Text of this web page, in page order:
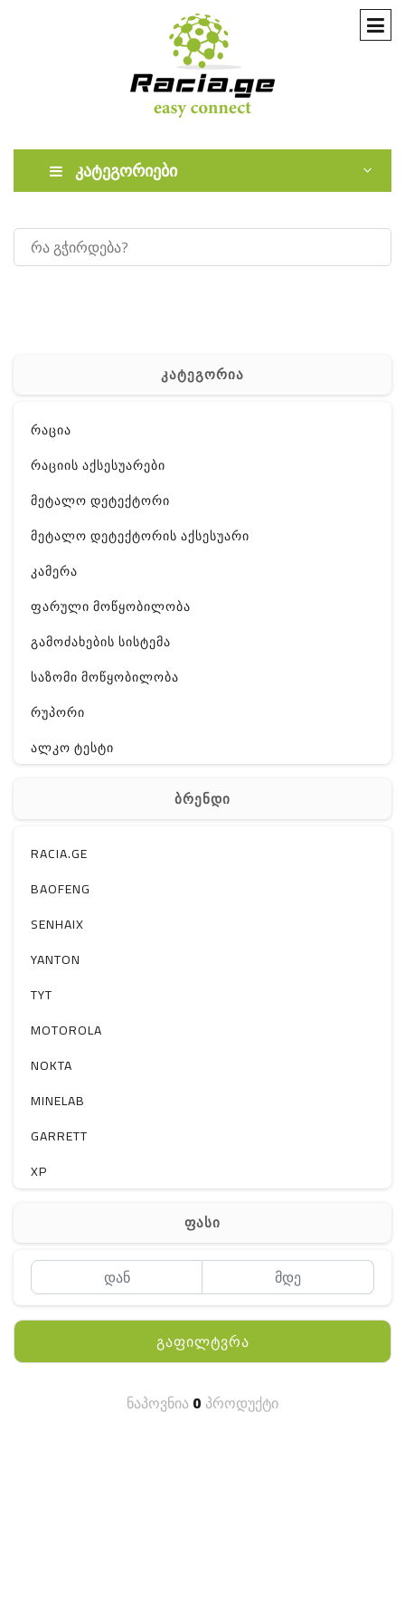
კატეგორიები
კატეგორია
რაცია
რაციის აქსესუარები
მეტალო დეტექტორი
მეტალო დეტექტორის აქსესუარი
კამერა
ფარული მოწყობილობა
გამოძახების სისტემა
საზომი მოწყობილობა
რუპორი
ალკო ტესტი
ელ. მოწყობილობები
მაგნიტი
სხვა
ბრენდი
RACIA.GE
BAOFENG
SENHAIX
YANTON
TYT
MOTOROLA
NOKTA
MINELAB
GARRETT
XP
QYT
ფასი
გაფილტვრა
ნაპოვნია0 პროდუქტი